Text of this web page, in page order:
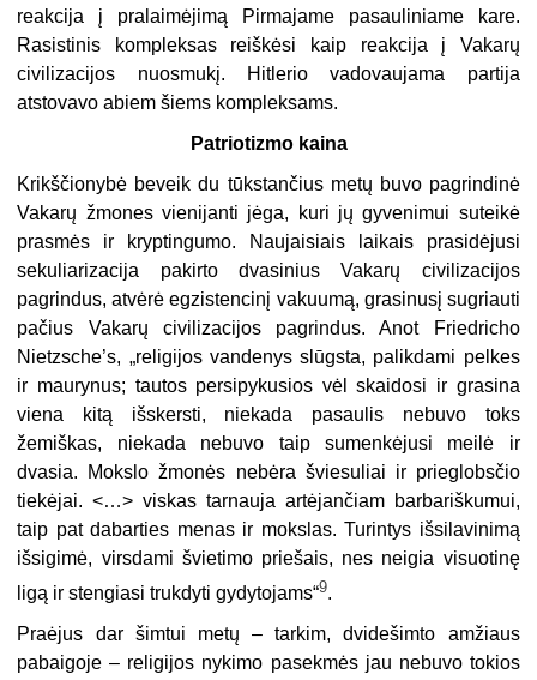
reakcija į pralaimėjimą Pirmajame pasauliniame kare.
Rasistinis kompleksas reiškėsi kaip reakcija į Vakarų
civilizacijos nuosmukį. Hitlerio vadovaujama partija
atstovavo abiem šiems kompleksams.
Patriotizmo kaina
Krikščionybė beveik du tūkstančius metų buvo pagrindinė
Vakarų žmones vienijanti jėga, kuri jų gyvenimui suteikė
prasmės ir kryptingumo. Naujaisiais laikais prasidėjusi
sekuliarizacija pakirto dvasinius Vakarų civilizacijos
pagrindus, atvėrė egzistencinį vakuumą, grasinusį sugriauti
pačius Vakarų civilizacijos pagrindus. Anot Friedricho
Nietzsche’s, „religijos vandenys slūgsta, palikdami pelkes
ir maurynus; tautos persipykusios vėl skaidosi ir grasina
viena kitą išskersti, niekada pasaulis nebuvo toks
žemiškas, niekada nebuvo taip sumenkėjusi meilė ir
dvasia. Mokslo žmonės nebėra šviesuliai ir prieglobsčio
tiekėjai. <…> viskas tarnauja artėjančiam barbariškumui,
taip pat dabarties menas ir mokslas. Turintys išsilavinimą
išsigimė, virsdami švietimo priešais, nes neigia visuotinę
ligą ir stengiasi trukdyti gydytojams“9.
Praėjus dar šimtui metų – tarkim, dvidešimto amžiaus
pabaigoje – religijos nykimo pasekmės jau nebuvo tokios